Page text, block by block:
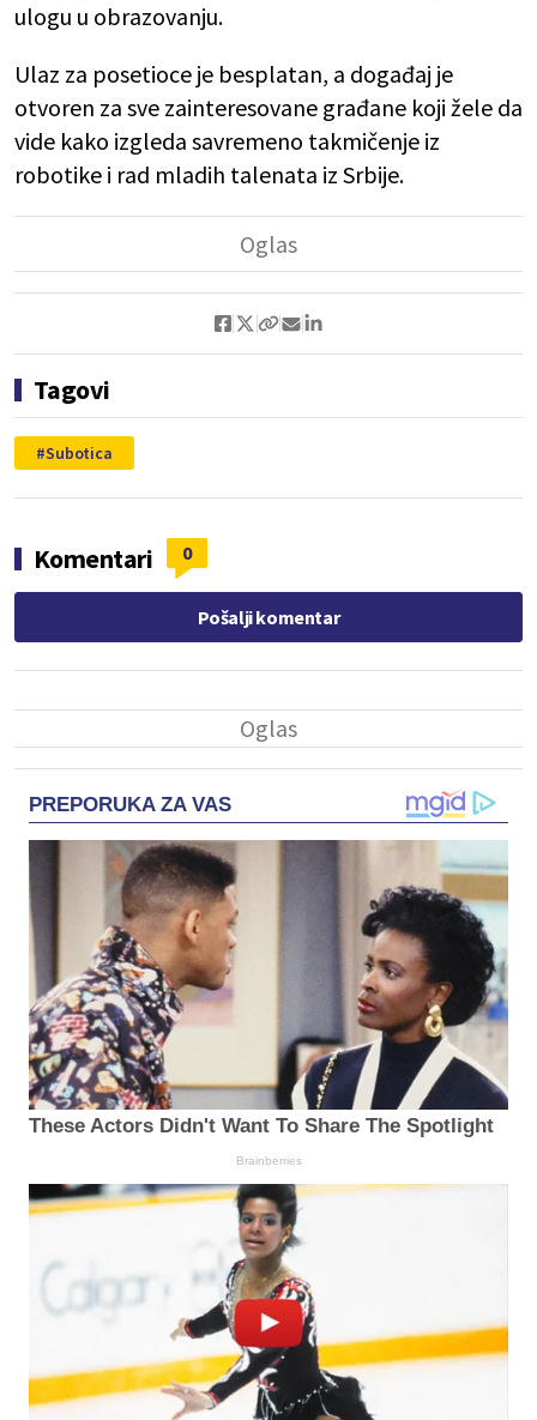
ulogu u obrazovanju.
Ulaz za posetioce je besplatan, a događaj je
otvoren za sve zainteresovane građane koji žele da
vide kako izgleda savremeno takmičenje iz
robotike i rad mladih talenata iz Srbije.
Tagovi
Subotica
Komentari 0
Pošalji komentar
PREPORUKA ZA VAS
These Actors Didn't Want To Share The Spotlight
Brainberries